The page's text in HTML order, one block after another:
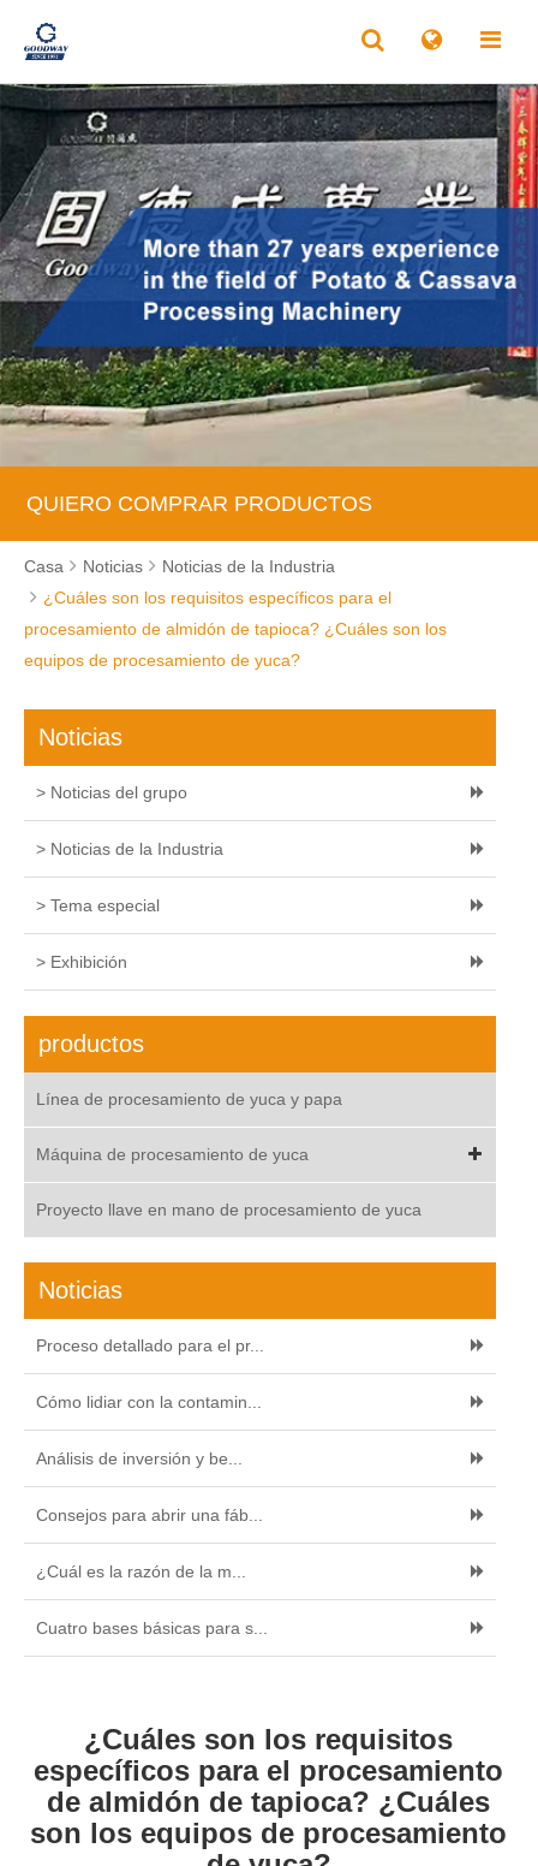
QUIERO COMPRAR PRODUCTOS
Casa Noticias
Noticias de la Industria
¿Cuáles son los requisitos específicos para el
procesamiento de almidón de tapioca? ¿Cuáles son los
equipos de procesamiento de yuca?
Noticias
> Noticias del grupo
> Noticias de la Industria
> Tema especial
> Exhibición
productos
Línea de procesamiento de yuca y papa
Máquina de procesamiento de yuca
Proyecto llave en mano de procesamiento de yuca
Noticias
Proceso detallado para el pr...
Cómo lidiar con la contamin...
Análisis de inversión y be...
Consejos para abrir una fáb...
¿Cuál es la razón de la m...
Cuatro bases básicas para s...
¿Cuáles son los requisitos
específicos para el procesamiento
de almidón de tapioca? ¿Cuáles
son los equipos de procesamiento